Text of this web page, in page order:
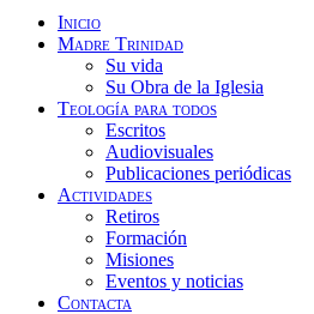
Inicio
Madre Trinidad
Su vida
Su Obra de la Iglesia
Teología para todos
Escritos
Audiovisuales
Publicaciones periódicas
Actividades
Retiros
Formación
Misiones
Eventos y noticias
Contacta